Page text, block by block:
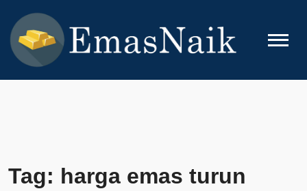
content
EMASNAIK
Topik Seputar Emas
Tag: harga emas turun